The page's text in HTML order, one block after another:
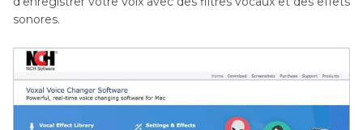
sonores.